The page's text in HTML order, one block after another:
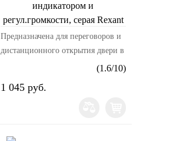
индикатором и
регул.громкости, серая Rexant
Предназначена для переговоров и
дистанционного открытия двери в
домофонами. Характеристики:
(1.6/10)
1 045 руб.